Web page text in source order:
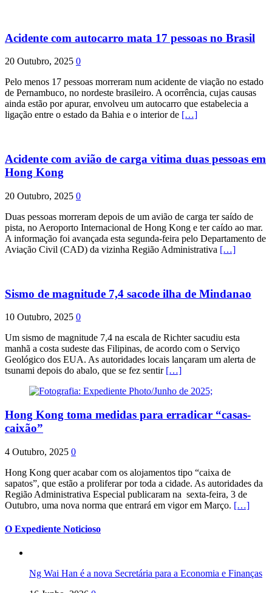
Acidente com autocarro mata 17 pessoas no Brasil
20 Outubro, 2025 0
Pelo menos 17 pessoas morreram num acidente de viação no estado
de Pernambuco, no nordeste brasileiro. A ocorrência, cujas causas
ainda estão por apurar, envolveu um autocarro que estabelecia a
ligação entre o estado da Bahia e o interior de […]
Acidente com avião de carga vitima duas pessoas em
Hong Kong
20 Outubro, 2025 0
Duas pessoas morreram depois de um avião de carga ter saído de
pista, no Aeroporto Internacional de Hong Kong e ter caído ao mar.
A informação foi avançada esta segunda-feira pelo Departamento de
Aviação Civil (CAD) da vizinha Região Administrativa […]
Sismo de magnitude 7,4 sacode ilha de Mindanao
10 Outubro, 2025 0
Um sismo de magnitude 7,4 na escala de Richter sacudiu esta
manhã a costa sudeste das Filipinas, de acordo com o Serviço
Geológico dos EUA. As autoridades locais lançaram um alerta de
tsunami depois do abalo, que se fez sentir […]
Hong Kong toma medidas para erradicar “casas-
caixão”
4 Outubro, 2025 0
Hong Kong quer acabar com os alojamentos tipo “caixa de
sapatos”, que estão a proliferar por toda a cidade. As autoridades da
Região Administrativa Especial publicaram na sexta-feira, 3 de
Outubro, uma nova norma que entrará em vigor em Março. […]
O Expediente Noticioso
Ng Wai Han é a nova Secretária para a Economia e Finanças